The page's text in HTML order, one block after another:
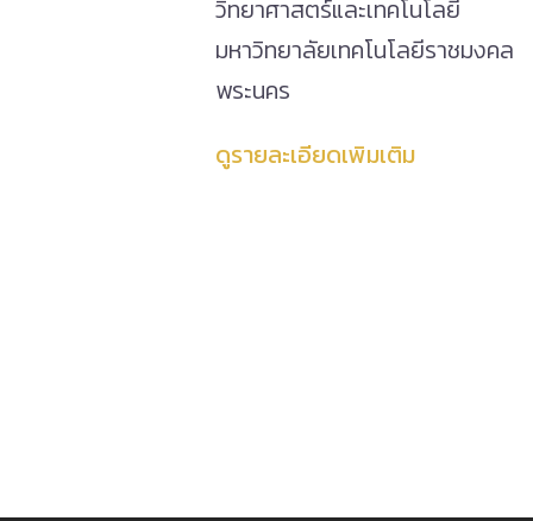
วิทยาศาสตร์และเทคโนโลยี
มหาวิทยาลัยเทคโนโลยีราชมงคล
พระนคร
ดูรายละเอียดเพิมเติม